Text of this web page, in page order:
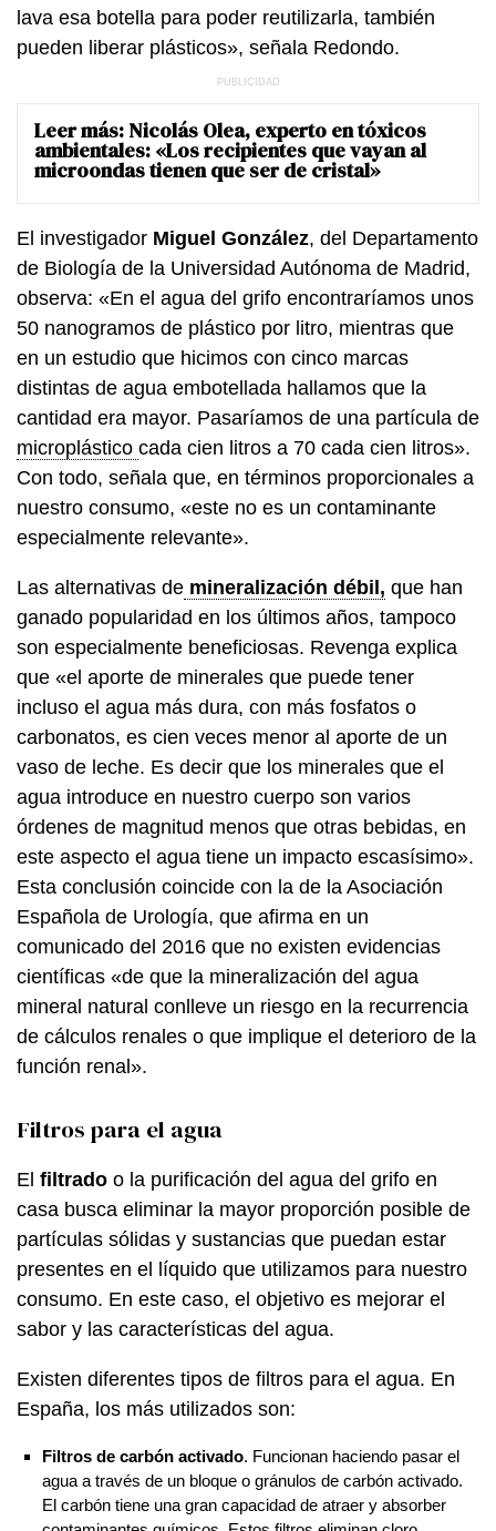
lava esa botella para poder reutilizarla, también
pueden liberar plásticos», señala Redondo.
Leer más:Nicolás Olea, experto en tóxicos
ambientales: «Los recipientes que vayan al
microondas tienen que ser de cristal»
El investigador Miguel González, del Departamento
de Biología de la Universidad Autónoma de Madrid,
observa: «En el agua del grifo encontraríamos unos
50 nanogramos de plástico por litro, mientras que
en un estudio que hicimos con cinco marcas
distintas de agua embotellada hallamos que la
cantidad era mayor. Pasaríamos de una partícula de
microplástico cada cien litros a 70 cada cien litros».
Con todo, señala que, en términos proporcionales a
nuestro consumo, «este no es un contaminante
especialmente relevante».
Las alternativas de mineralización débil, que han
ganado popularidad en los últimos años, tampoco
son especialmente beneficiosas. Revenga explica
que «el aporte de minerales que puede tener
incluso el agua más dura, con más fosfatos o
carbonatos, es cien veces menor al aporte de un
vaso de leche. Es decir que los minerales que el
agua introduce en nuestro cuerpo son varios
órdenes de magnitud menos que otras bebidas, en
este aspecto el agua tiene un impacto escasísimo».
Esta conclusión coincide con la de la Asociación
Española de Urología, que afirma en un
comunicado del 2016 que no existen evidencias
científicas «de que la mineralización del agua
mineral natural conlleve un riesgo en la recurrencia
de cálculos renales o que implique el deterioro de la
función renal».
Filtros para el agua
El filtrado o la purificación del agua del grifo en
casa busca eliminar la mayor proporción posible de
partículas sólidas y sustancias que puedan estar
presentes en el líquido que utilizamos para nuestro
consumo. En este caso, el objetivo es mejorar el
sabor y las características del agua.
Existen diferentes tipos de filtros para el agua. En
España, los más utilizados son:
Filtros de carbón activado. Funcionan haciendo pasar el
agua a través de un bloque o gránulos de carbón activado.
El carbón tiene una gran capacidad de atraer y absorber